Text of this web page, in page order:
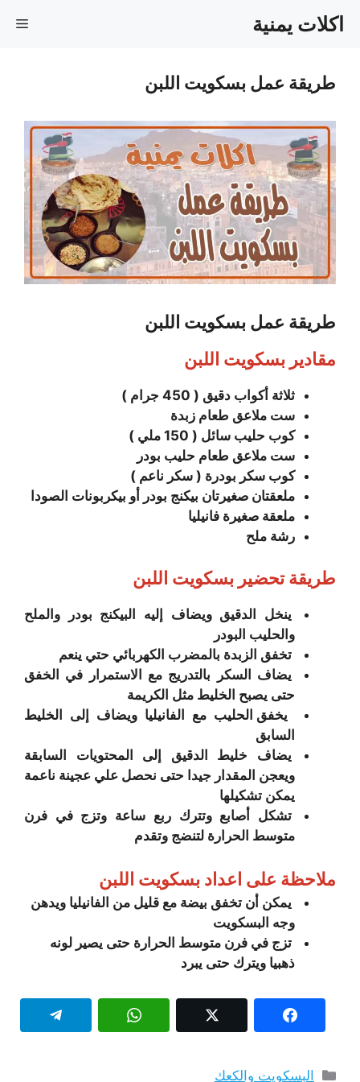
إلىاكلات يمنية
طريقة عمل بسكويت اللبن
طريقة عمل بسكويت اللبن
مقادير بسكويت اللبن
ثلاثة أكواب دقيق ( 450 جرام )
ست ملاعق طعام زبدة
كوب حليب سائل ( 150 ملي )
ست ملاعق طعام حليب بودر
كوب سكر بودرة ( سكر ناعم )
ملعقتان صغيرتان بيكنج بودر أو بيكربونات الصودا
ملعقة صغيرة فانيليا
رشة ملح
طريقة تحضير بسكويت اللبن
ينخل الدقيق ويضاف إليه البيكنج بودر والملح
والحليب البودر
تخفق الزبدة بالمضرب الكهربائي حتي ينعم
يضاف السكر بالتدريج مع الاستمرار في الخفق
حتى يصبح الخليط مثل الكريمة
يخفق الحليب مع الفانيليا ويضاف إلى الخليط
السابق
يضاف خليط الدقيق إلى المحتويات السابقة
ويعجن المقدار جيدا حتى نحصل علي عجينة ناعمة
يمكن تشكيلها
تشكل أصابع وتترك ربع ساعة وتزج في فرن
متوسط الحرارة لتنضج وتقدم
ملاحظة على اعداد بسكويت اللبن
يمكن أن تخفق بيضة مع قليل من الفانيليا ويدهن
وجه البسكويت
تزج في فرن متوسط الحرارة حتى يصير لونه
ذهبيا ويترك حتى يبرد
التصنيفات
البسكويت والكعك